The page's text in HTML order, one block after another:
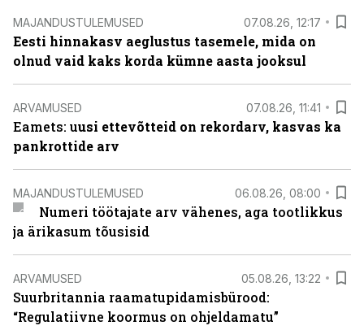
MAJANDUSTULEMUSED 07.08.26, 12:17
Eesti hinnakasv aeglustus tasemele, mida on
olnud vaid kaks korda kümne aasta jooksul
ARVAMUSED 07.08.26, 11:41
Eamets: uusi ettevõtteid on rekordarv, kasvas ka
pankrottide arv
MAJANDUSTULEMUSED 06.08.26, 08:00
Numeri töötajate arv vähenes, aga tootlikkus
ja ärikasum tõusisid
ARVAMUSED 05.08.26, 13:22
Suurbritannia raamatupidamisbürood:
“Regulatiivne koormus on ohjeldamatu”